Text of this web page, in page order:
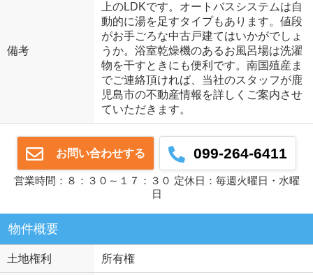
備考
上のLDKです。オートバスシステムは自
動的に湯を足すタイプもあります。値段
がお手ごろな中古戸建てはいかがでしょ
うか。浴室乾燥機のあるお風呂場は洗濯
物を干すときにも便利です。南国殖産ま
でご連絡頂ければ、当社のスタッフが鹿
児島市の不動産情報を詳しくご案内させ
ていただきます。
お問い合わせする 099-264-6411
営業時間：８：３０～１７：３０ 定休日：毎週火曜日・水曜
日
物件概要
土地権利 所有権